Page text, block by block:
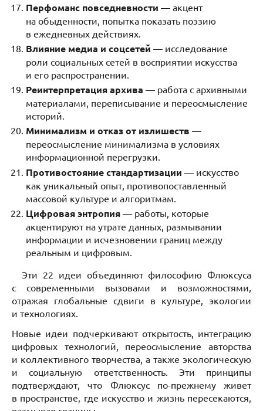
Перфоманс повседневности — акцент
на обыденности, попытка показать поэзию
в ежедневных действиях.
Влияние медиа и соцсетей — исследование
роли социальных сетей в восприятии искусства
и его распространении.
Реинтерпретация архива — работа с архивными
материалами, переписывание и переосмысление
историй.
Минимализм и отказ от излишеств —
переосмысление минимализма в условиях
информационной перегрузки.
Противостояние стандартизации — искусство
как уникальный опыт, противопоставленный
массовой культуре и алгоритмам.
Цифровая энтропия — работы, которые
акцентируют на утрате данных, размывании
информации и исчезновении границ между
реальным и цифровым.
Эти 22 идеи объединяют философию Флюксуса
с современными вызовами и возможностями,
отражая глобальные сдвиги в культуре, экологии
и технологиях.
Новые идеи подчеркивают открытость, интеграцию
цифровых технологий, переосмысление авторства
и коллективного творчества, а также экологическую
и социальную ответственность. Эти принципы
подтверждают, что Флюксус по-прежнему живет
в пространстве, где искусство и жизнь пересекаются,